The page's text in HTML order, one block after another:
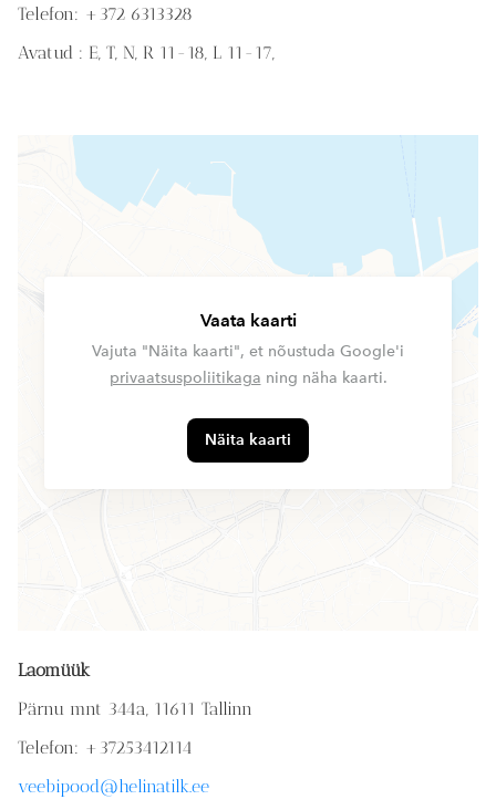
Telefon: +372 6313328
Avatud : E, T, N, R 11-18, L 11-17,
Vaata kaarti
Vajuta "Näita kaarti", et nõustuda Google'i
privaatsuspoliitikaga ning näha kaarti.
Näita kaarti
Laomüük
Pärnu mnt 344a, 11611 Tallinn
Telefon: +37253412114
veebipood@helinatilk.ee